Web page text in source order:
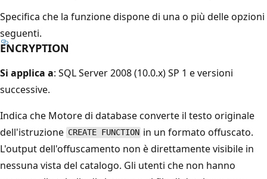
Specifica che la funzione dispone di una o più delle opzioni
seguenti.
ENCRYPTION
Si applica a: SQL Server 2008 (10.0.x) SP 1 e versioni
successive.
Indica che Motore di database converte il testo originale
dell'istruzione CREATE FUNCTION in un formato offuscato.
L'output dell'offuscamento non è direttamente visibile in
nessuna vista del catalogo. Gli utenti che non hanno